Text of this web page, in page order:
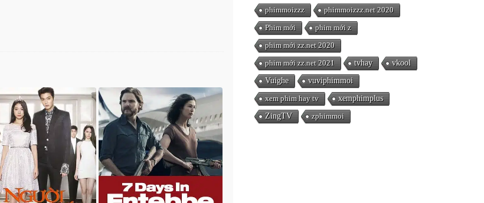
phimmoizzz
phimmoizzz.net 2020
Phim mới
phim mới z
phim mới zz.net 2020
phim mới zz.net 2021
tvhay
vkool
Vuighe
vuviphimmoi
xem phim hay tv
xemphimplus
ZingTV
zphimmoi